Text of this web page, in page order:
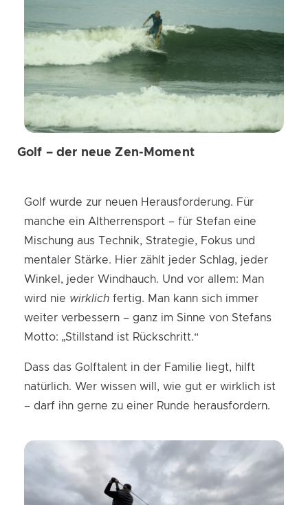
Golf – der neue Zen-Moment
Golf wurde zur neuen Herausforderung. Für
manche ein Altherrensport – für Stefan eine
Mischung aus Technik, Strategie, Fokus und
mentaler Stärke. Hier zählt jeder Schlag, jeder
Winkel, jeder Windhauch. Und vor allem: Man
wird nie wirklich fertig. Man kann sich immer
weiter verbessern – ganz im Sinne von Stefans
Motto: „Stillstand ist Rückschritt.“
Dass das Golftalent in der Familie liegt, hilft
natürlich. Wer wissen will, wie gut er wirklich ist
– darf ihn gerne zu einer Runde herausfordern.